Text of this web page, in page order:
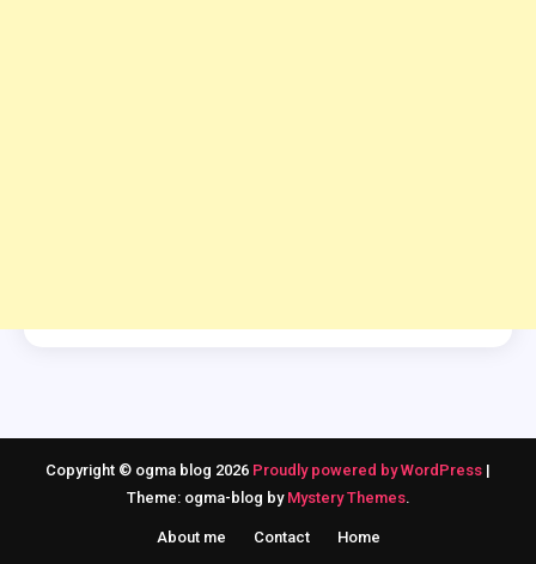
Copyright © ogma blog 2026 Proudly powered by WordPress |
Theme: ogma-blog by Mystery Themes.
About me Contact Home